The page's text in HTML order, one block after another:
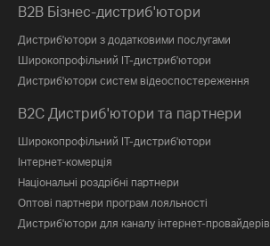
B2B Бізнес-дистриб'ютори
Дистриб'ютори з додатковими послугами
Широкопрофільний IT-дистриб'ютори
Дистриб'ютори систем відеоспостереження
B2C Дистриб'ютори та партнери
Широкопрофільний IT-дистриб'ютори
Інтернет-комерція
Національні роздрібні партнери
Оптові партнери програм лояльності
Дистриб'ютори для каналу інтернет-провайдерів